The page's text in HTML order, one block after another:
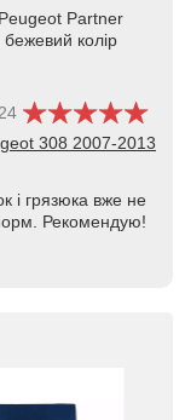
Partner
бежевий колір
308 2007-2013
і грязюка вже не
Рекомендую!